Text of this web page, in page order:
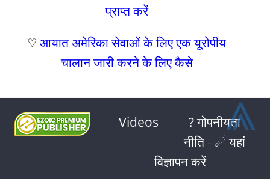
प्राप्त करें
♡आयात अमेरिका सेवाओं के लिए एक यूरोपीय
चालान जारी करने के लिए कैसे
Videos
? गोपनीयता
नीति- ☄ यहां
विज्ञापन करें
⩓